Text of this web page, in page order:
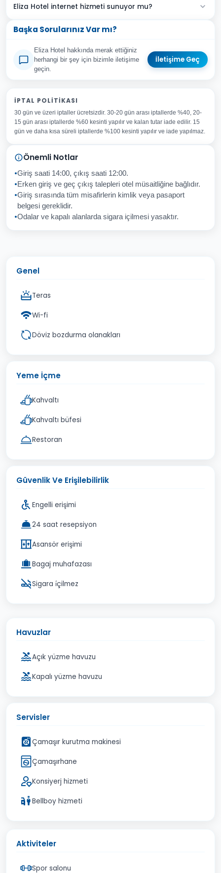
Eliza Hotel internet hizmeti sunuyor mu?
Başka Sorularınız Var mı?
Eliza Hotel hakkında merak ettiğiniz
herhangi bir şey için bizimle iletişime
geçin.
İletişime Geç
Adınız Soyadınız
E-posta Adresiniz
Konu
Sorunuz
İptal Gönder
İPTAL POLITIKASI
30 gün ve üzeri iptaller ücretsizdir. 30-20 gün arası iptallerde %40, 20-
15 gün arası iptallerde %60 kesinti yapılır ve kalan tutar iade edilir. 15
gün ve daha kısa süreli iptallerde %100 kesinti yapılır ve iade yapılmaz.
Önemli Notlar
Giriş saati 14:00, çıkış saati 12:00.
Erken giriş ve geç çıkış talepleri otel müsaitliğine bağlıdır.
Giriş sırasında tüm misafirlerin kimlik veya pasaport
belgesi gereklidir.
Odalar ve kapalı alanlarda sigara içilmesi yasaktır.
Genel
Teras
Wi-fi
Döviz bozdurma olanakları
Yeme İçme
Kahvaltı
Kahvaltı büfesi
Restoran
Güvenlik Ve Erişilebilirlik
Engelli erişimi
24 saat resepsiyon
Asansör erişimi
Bagaj muhafazası
Sigara i̇çilmez
Havuzlar
Açık yüzme havuzu
Kapalı yüzme havuzu
Servisler
Çamaşır kurutma makinesi
Çamaşırhane
Konsiyerj hizmeti
Bellboy hizmeti
Aktiviteler
Spor salonu